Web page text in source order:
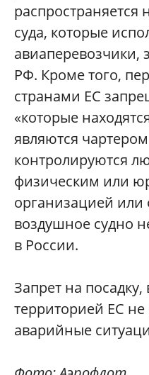
суда, которые
авиаперевозчики,
РФ. Кроме того,
странами ЕС
«которые
являются
контролируются
физическим или
организацией или
воздушное судно
в России.
Запрет на посадку,
территорией ЕС не
аварийные